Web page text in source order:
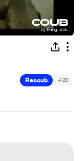
Recoub #20